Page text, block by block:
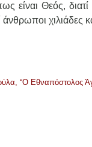
είναι Θεός,
χιλιάδες
“Ο Εθναπόστολος